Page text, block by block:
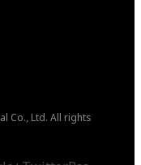
Co., Ltd. All rights